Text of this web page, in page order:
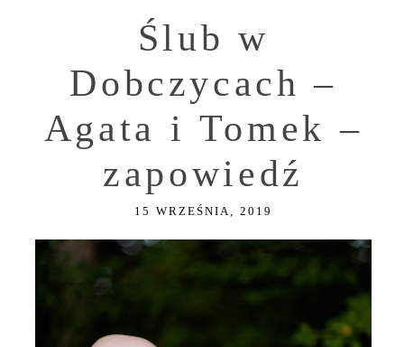
Ślub w
Dobczycach –
Agata i Tomek –
zapowiedź
15 WRZEŚNIA, 2019